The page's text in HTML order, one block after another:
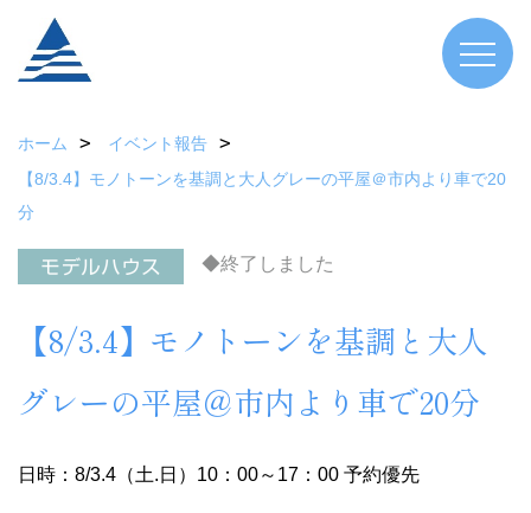
ホーム
イベント報告
【8/3.4】モノトーンを基調と大人グレーの平屋＠市内より車で20
分
◆終了しました
【8/3.4】モノトーンを基調と大人
グレーの平屋＠市内より車で20分
日時：8/3.4（土.日）10：00～17：00 予約優先